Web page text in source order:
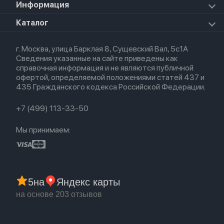
Apple Watch Ultra 3
Apple Watch Ultra
Airpods Pro 2
Airpods Max
Airpods 2
Airpods (1-е)
HomePod mini
AirTag
Для AirPods
Для iPhone
Для Apple Watch
Информация
О магазине
Политика конфиденциальности
Оплата и доставка
Партнерская программа
Гарантия
Обмен и возврат
Trade-in
Каталог
Новые поступления
Популярное
Акции
г. Москва, улица Барклая 8, Сущевский Вал, 5с1А
Сведения указанные на сайте приведены как
справочная информация и не являются публичной
офертой, определяемой положениями статей 437 и
435 Гражданского кодекса Российской Федерации.
+7 (499) 113-33-50
Мы принимаем:
5на Яндекс карты
на основе 203 отзывов